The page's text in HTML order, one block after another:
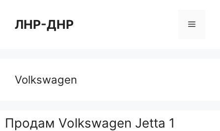
содержимому
ЛНР-ДНР Меню
Volkswagen
Продам Volkswagen Jetta 1